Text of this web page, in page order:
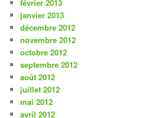
février 2013
janvier 2013
décembre 2012
novembre 2012
octobre 2012
septembre 2012
août 2012
juillet 2012
mai 2012
avril 2012